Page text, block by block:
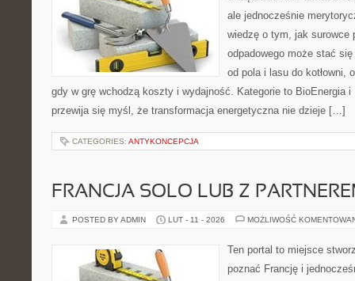
ale jednocześnie
wiedzę o tym, jak surowce
odpadowego może stać
od pola i lasu do kotłowni,
gdy w grę wchodzą koszty i wydajność. Kategorie to BioEnergia
przewija się myśl, że transformacja energetyczna nie dzieje […]
CATEGORIES: ANTYKONCEPCJA
FRANCJA SOLO LUB Z
POSTED BY ADMIN LUT - 11 - 2026 MOŻLIWOŚĆ
Ten portal to miejsce
poznać Francję i